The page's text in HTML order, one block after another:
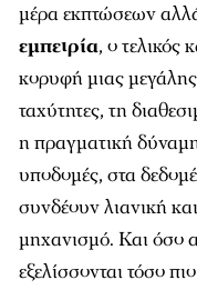
μέρα εκπτώσεων
εμπειρία, ο τελικός
κορυφή μιας μεγάλης
ταχύτητες, τη
η πραγματική
υποδομές, στα
συνδέουν λιανική
μηχανισμό. Και όσο
εξελίσσονται τόσο